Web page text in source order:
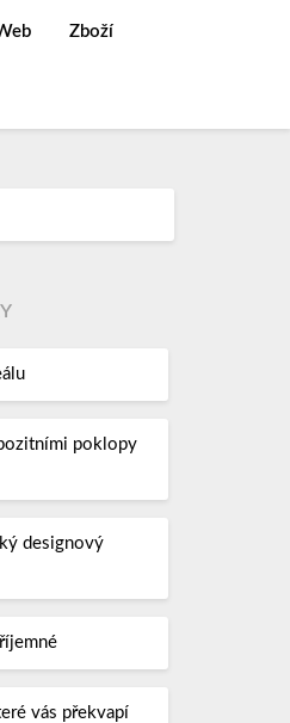
Zboží
poklopy
designový
vás překvapí